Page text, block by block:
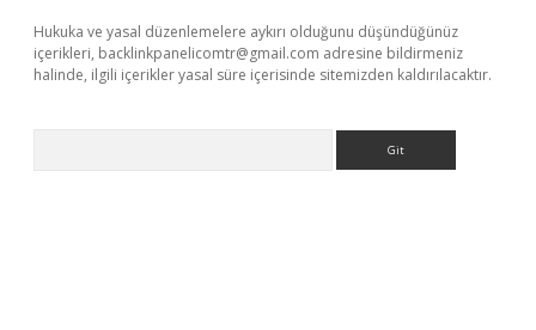
Hukuka ve yasal düzenlemelere aykırı olduğunu düşündüğünüz
içerikleri, backlinkpanelicomtr@gmail.com adresine bildirmeniz
halinde, ilgili içerikler yasal süre içerisinde sitemizden kaldırılacaktır.